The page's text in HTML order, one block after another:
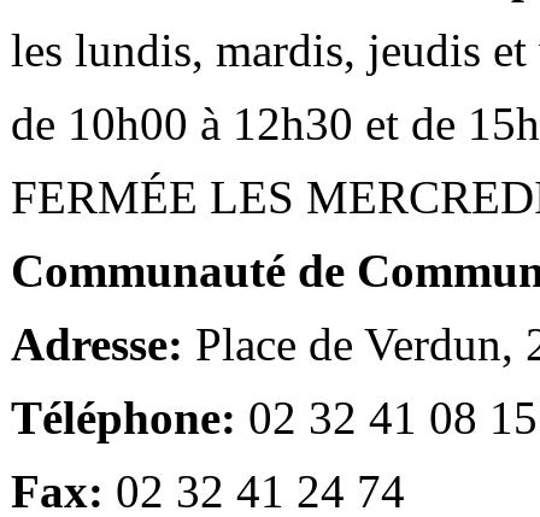
les lundis, mardis, jeudis et
de 10h00 à 12h30 et de
FERMÉE LES
Communauté de
Adresse: Place de Verdun,
Téléphone: 02 32 41 08 15
Fax: 02 32 41 24 74